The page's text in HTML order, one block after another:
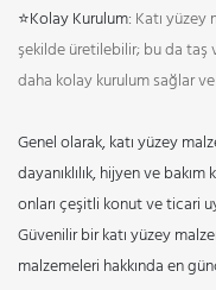
⭐Kolay Kurulum: Katı
şekilde üretilebilir; bu da taş
daha kolay kurulum sağlar ve
Genel olarak, katı yüzey
dayanıklılık, hijyen ve
onları çeşitli konut ve ticari
Güvenilir bir katı yüzey
malzemeleri hakkında en